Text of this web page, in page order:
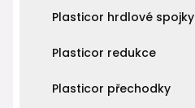
Plasticor hrdlové spojky
Plasticor redukce
Plasticor přechodky